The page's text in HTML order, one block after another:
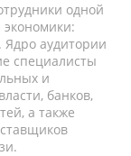
одной
аудитории
специалисты
и
банков,
а также